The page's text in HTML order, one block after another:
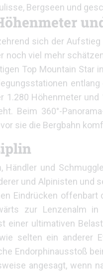
Bergseen und
sich der
viel mehr
Top Mountain Star
Höhenmeter
Beim 360°-
sie die Bergbahn
und
und Alpinisten und
Eindrücken offenbart
zur Lenzenalm
einer ultimativen
selten ein anderer
Endorphinausstoß
angesagt, wenn